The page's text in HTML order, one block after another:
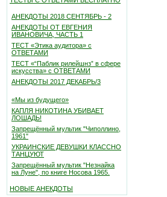
АНЕКДОТЫ 2018 СЕНТЯБРЬ - 2
АНЕКДОТЫ ОТ ЕВГЕНИЯ
ИВАНОВИЧА, ЧАСТЬ 1
ТЕСТ «Этика аудитора» с
ОТВЕТАМИ
ТЕСТ «“Паблик рилейшнз” в сфере
искусства» с ОТВЕТАМИ
АНЕКДОТЫ 2017 ДЕКАБРЬ/3
«Мы из будущего»
КАПЛЯ НИКОТИНА УБИВАЕТ
ЛОШАДЬ!
Запрещённый мультик "Чиполлино,
1961"
УКРАИНСКИЕ ДЕВУШКИ КЛАССНО
ТАНЦУЮТ
Запрещённый мультик "Незнайка
на Луне", по книге Носова 1965.
НОВЫЕ АНЕКДОТЫ